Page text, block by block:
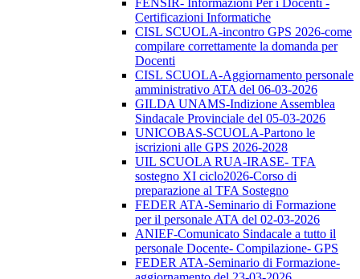
FENSIR- Informazioni Per i Docenti -
Certificazioni Informatiche
CISL SCUOLA-incontro GPS 2026-come
compilare correttamente la domanda per
Docenti
CISL SCUOLA-Aggiornamento personale
amministrativo ATA del 06-03-2026
GILDA UNAMS-Indizione Assemblea
Sindacale Provinciale del 05-03-2026
UNICOBAS-SCUOLA-Partono le
iscrizioni alle GPS 2026-2028
UIL SCUOLA RUA-IRASE- TFA
sostegno XI ciclo2026-Corso di
preparazione al TFA Sostegno
FEDER ATA-Seminario di Formazione
per il personale ATA del 02-03-2026
ANIEF-Comunicato Sindacale a tutto il
personale Docente- Compilazione- GPS
FEDER ATA-Seminario di Formazione-